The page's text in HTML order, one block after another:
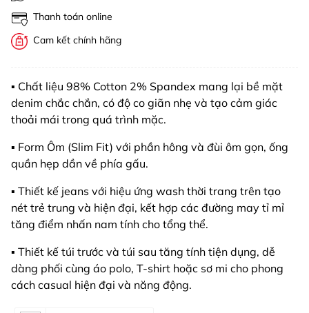
Thanh toán online
Cam kết chính hãng
▪️ Chất liệu 98% Cotton 2% Spandex mang lại bề mặt
denim chắc chắn, có độ co giãn nhẹ và tạo cảm giác
thoải mái trong quá trình mặc.
▪️ Form Ôm (Slim Fit) với phần hông và đùi ôm gọn, ống
quần hẹp dần về phía gấu.
▪️ Thiết kế jeans với hiệu ứng wash thời trang trên tạo
nét trẻ trung và hiện đại, kết hợp các đường may tỉ mỉ
tăng điểm nhấn nam tính cho tổng thể.
▪️ Thiết kế túi trước và túi sau tăng tính tiện dụng, dễ
dàng phối cùng áo polo, T-shirt hoặc sơ mi cho phong
cách casual hiện đại và năng động.